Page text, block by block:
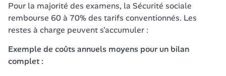
Pour la majorité des examens, la Sécurité sociale
rembourse 60 à 70% des tarifs conventionnés. Les
restes à charge peuvent s'accumuler :
Exemple de coûts annuels moyens pour un bilan
complet :